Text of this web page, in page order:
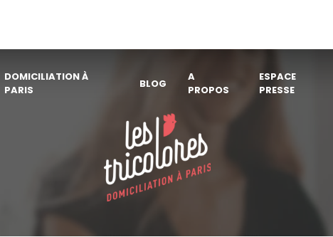
DOMICILIATION À
PARIS
BLOG
A
PROPOS
ESPACE
PRESSE